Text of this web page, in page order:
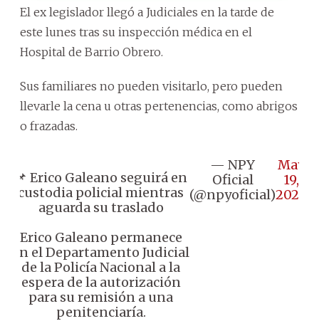
El ex legislador llegó a Judiciales en la tarde de
este lunes tras su inspección médica en el
Hospital de Barrio Obrero.
Sus familiares no pueden visitarlo, pero pueden
llevarle la cena u otras pertenencias, como abrigos
o frazadas.
📌 Erico Galeano seguirá en
custodia policial mientras
aguarda su traslado
Erico Galeano permanece
en el Departamento Judicial
de la Policía Nacional a la
espera de la autorización
para su remisión a una
penitenciaría.
— NPY
Oficial
(@npyoficial)
May
19,
2026